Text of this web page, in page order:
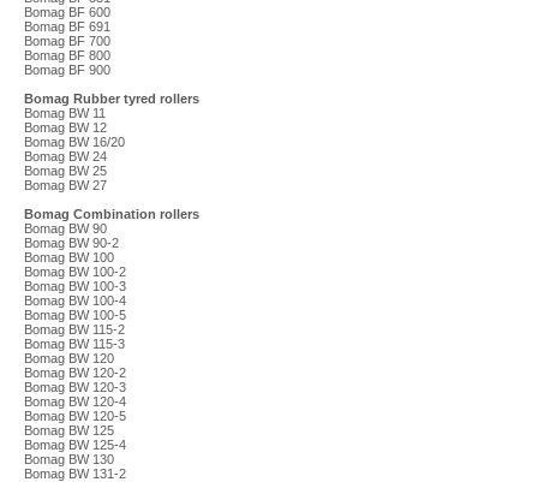
Bomag BF 600
Bomag BF 691
Bomag BF 700
Bomag BF 800
Bomag BF 900
Bomag Rubber tyred rollers
Bomag BW 11
Bomag BW 12
Bomag BW 16/20
Bomag BW 24
Bomag BW 25
Bomag BW 27
Bomag Combination rollers
Bomag BW 90
Bomag BW 90-2
Bomag BW 100
Bomag BW 100-2
Bomag BW 100-3
Bomag BW 100-4
Bomag BW 100-5
Bomag BW 115-2
Bomag BW 115-3
Bomag BW 120
Bomag BW 120-2
Bomag BW 120-3
Bomag BW 120-4
Bomag BW 120-5
Bomag BW 125
Bomag BW 125-4
Bomag BW 130
Bomag BW 131-2